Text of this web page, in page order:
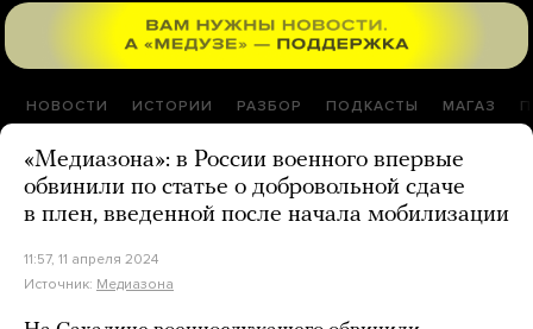
НОВОСТИ ИСТОРИИ РАЗБОР ПОДКАСТЫ МАГАЗ
«Медиазона»: в России военного впервые
обвинили по статье о добровольной сдаче
в плен, введенной после начала мобилизации
11:57, 11 апреля 2024
Источник: Медиазона